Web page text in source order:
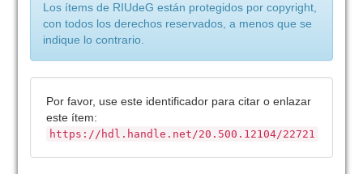
Los ítems de RIUdeG están protegidos por copyright,
con todos los derechos reservados, a menos que se
indique lo contrario.
Por favor, use este identificador para citar o enlazar
este ítem:
https://hdl.handle.net/20.500.12104/22721